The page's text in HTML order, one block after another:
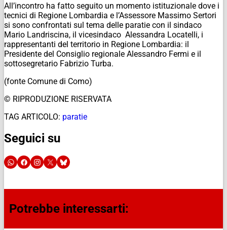
All’incontro ha fatto seguito un momento istituzionale dove i
tecnici di Regione Lombardia e l’Assessore Massimo Sertori
si sono confrontati sul tema delle paratie con il sindaco
Mario Landriscina, il vicesindaco Alessandra Locatelli, i
rappresentanti del territorio in Regione Lombardia: il
Presidente del Consiglio regionale Alessandro Fermi e il
sottosegretario Fabrizio Turba.
(fonte Comune di Como)
© RIPRODUZIONE RISERVATA
TAG ARTICOLO: paratie
Seguici su
Potrebbe interessarti: